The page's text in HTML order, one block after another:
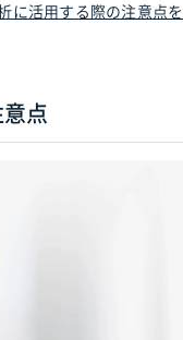
に活用する際の注意点を
点